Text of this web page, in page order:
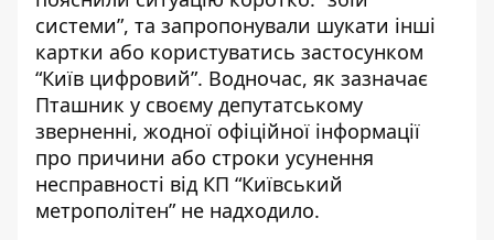
системи”, та запропонували шукати інші
картки або користуватись застосунком
“Київ цифровий”. Водночас, як зазначає
Пташник у своєму депутатському
зверненні, жодної офіційної інформації
про причини або строки усунення
несправності від КП “Київський
метрополітен” не надходило.